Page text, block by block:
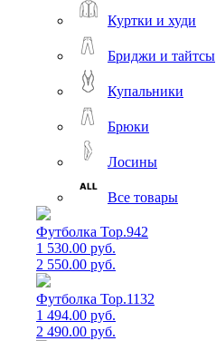
Куртки и худи
Бриджи и тайтсы
Купальники
Брюки
Лосины
Все товары
Футболка Top.942
1 530.00 руб.
2 550.00 руб.
Футболка Top.1132
1 494.00 руб.
2 490.00 руб.